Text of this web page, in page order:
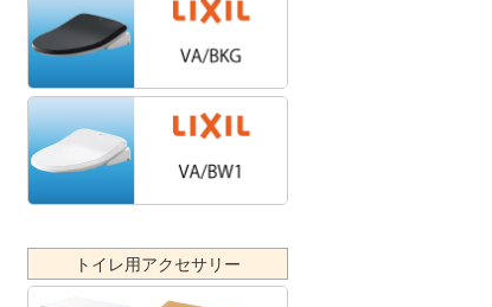
トイレ用アクセサリー